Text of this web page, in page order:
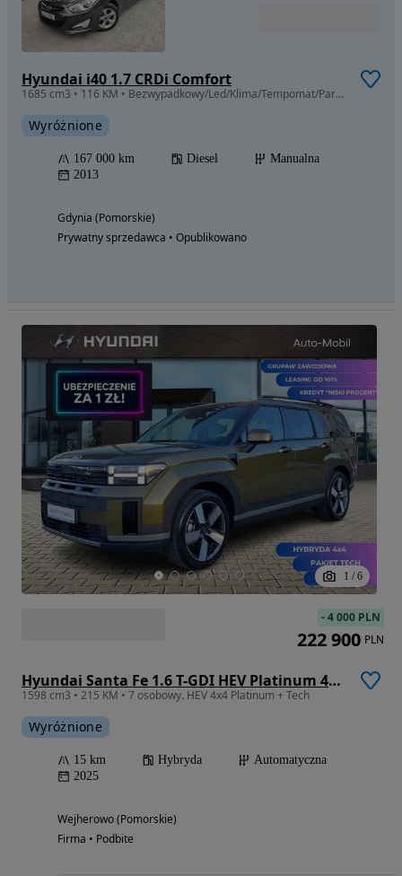
Hyundai i40 1.7 CRDi Comfort
1685 cm3 • 116 KM • Bezwypadkowy/Led/Klima/Tempomat/Parktroniki/Serwisowany
Wyróżnione
167 000 km Diesel
Manualna
2013
Gdynia (Pomorskie)
Prywatny sprzedawca • Opublikowano
1 / 6
Hyundai Santa Fe 1.6 T-GDI HEV Platinum 4WD 7os
1598 cm3 • 215 KM • 7 osobowy. HEV 4x4 Platinum + Tech
Wyróżnione
15 km Hybryda
Automatyczna
2025
Wejherowo (Pomorskie)
Firma • Podbite
-4 000 PLN
222 900 PLN